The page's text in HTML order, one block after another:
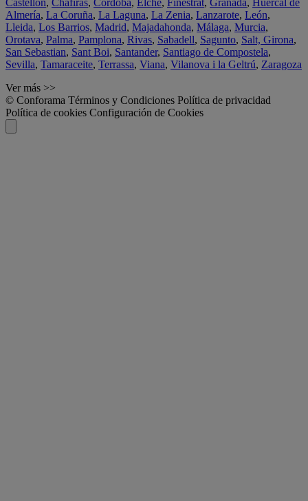
Almería, La Coruña, La Laguna, La Zenia, Lanzarote, León,
Lleida, Los Barrios, Madrid, Majadahonda, Málaga, Murcia,
Orotava, Palma, Pamplona, Rivas, Sabadell, Sagunto, Salt, Girona,
San Sebastian, Sant Boi, Santander, Santiago de Compostela,
Sevilla, Tamaraceite, Terrassa, Viana, Vilanova i la Geltrú, Zaragoza
Ver más >>
© Conforama Términos y Condiciones Política de privacidad
Política de cookies Configuración de Cookies